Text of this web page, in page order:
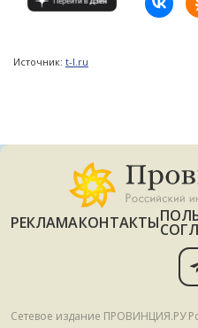
Источник: t-l.ru
РЕКЛАМАКОНТАКТЫ
Сетевое издание ПРОВИНЦИЯ.РУ